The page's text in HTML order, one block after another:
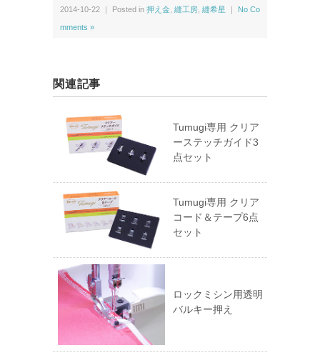
2014-10-22 ｜ Posted in 押え金 縫工房 縫希星 No Co
mments »
関連記事
Tumugi専用 クリア
ーステッチガイド3
点セット
Tumugi専用 クリア
コード＆テープ6点
セット
ロックミシン用透明
バルキー押え